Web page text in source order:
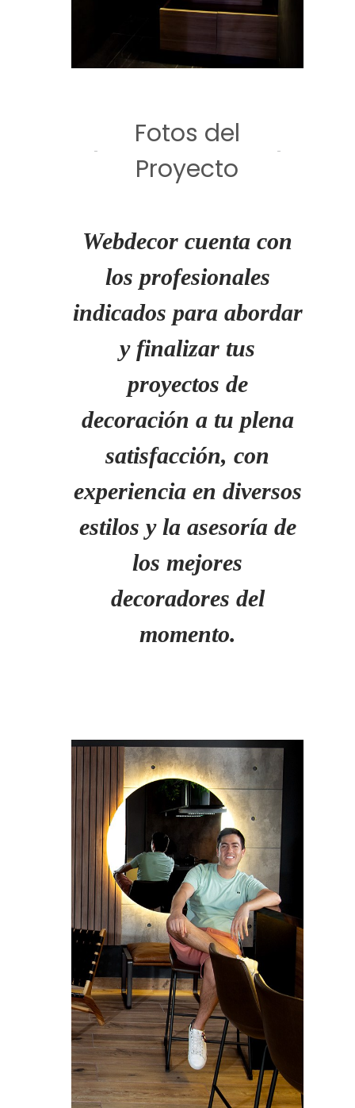
Fotos del
Proyecto
Webdecor cuenta con
los profesionales
indicados para abordar
y finalizar tus
proyectos de
decoración a tu plena
satisfacción, con
experiencia en diversos
estilos y la asesoría de
los mejores
decoradores del
momento.